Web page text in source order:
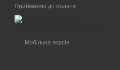
Приймаємо до оплати
Мобільна версія